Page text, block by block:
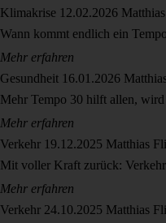
Klimakrise 12.02.2026
Wann kommt endlich ein
Mehr erfahren
Gesundheit 16.01.2026
Mehr Tempo 30 hilft allen,
Mehr erfahren
Verkehr 19.12.2025 Matthias
Mit voller Kraft zurück:
Mehr erfahren
Verkehr 24.10.2025 Matthias